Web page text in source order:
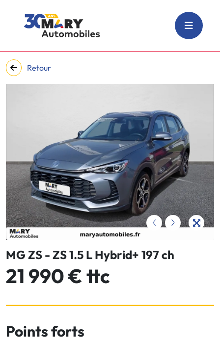
Retour
‹ ›
MG ZS - ZS 1.5 L Hybrid+ 197 ch
21 990 € ttc
Points forts